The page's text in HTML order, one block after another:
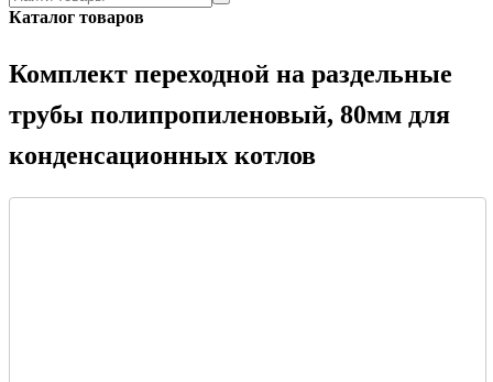
Каталог товаров
Комплект переходной на раздельные
трубы полипропиленовый, 80мм для
конденсационных котлов